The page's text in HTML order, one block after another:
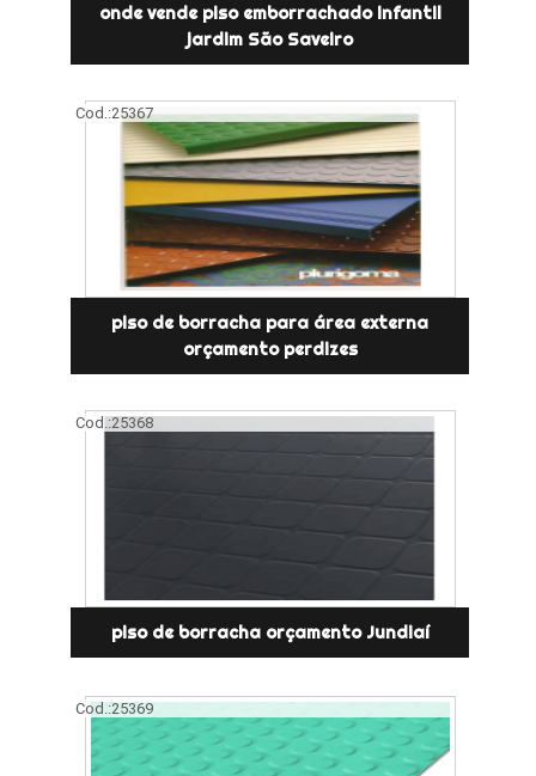
onde vende piso emborrachado infantil
jardim São Saveiro
Cod.:25367
piso de borracha para área externa
orçamento perdizes
Cod.:25368
piso de borracha orçamento Jundiaí
Cod.:25369